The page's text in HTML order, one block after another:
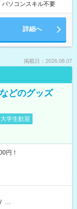
パソコンスキル不要
詳細へ
掲載日：2026.08.07
どのグッズ
大学生歓迎
円！
/ …